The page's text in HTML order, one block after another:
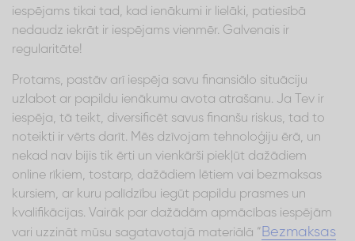
iespējams tikai tad, kad ienākumi ir lielāki, patiesībā
nedaudz iekrāt ir iespējams vienmēr. Galvenais ir
regularitāte!
Protams, pastāv arī iespēja savu finansiālo situāciju
uzlabot ar papildu ienākumu avota atrašanu. Ja Tev ir
iespēja, tā teikt, diversificēt savus finanšu riskus, tad to
noteikti ir vērts darīt. Mēs dzīvojam tehnoloģiju ērā, un
nekad nav bijis tik ērti un vienkārši piekļūt dažādiem
online rīkiem, tostarp, dažādiem lētiem vai bezmaksas
kursiem, ar kuru palīdzību iegūt papildu prasmes un
kvalifikācijas. Vairāk par dažādām apmācības iespējām
vari uzzināt mūsu sagatavotajā materiālā “ Bezmaksas